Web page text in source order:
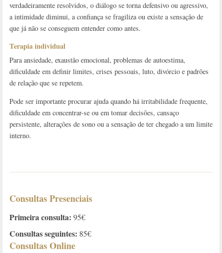
verdadeiramente resolvidos, o diálogo se torna defensivo ou agressivo,
a intimidade diminui, a confiança se fragiliza ou existe a sensação de
que já não se conseguem entender como antes.
Terapia individual
Para ansiedade, exaustão emocional, problemas de autoestima,
dificuldade em definir limites, crises pessoais, luto, divórcio e padrões
de relação que se repetem.
Pode ser importante procurar ajuda quando há irritabilidade frequente,
dificuldade em concentrar-se ou em tomar decisões, cansaço
persistente, alterações de sono ou a sensação de ter chegado a um limite
interno.
Consultas Presenciais
Primeira consulta: 95€
Consultas seguintes: 85€
Consultas Online